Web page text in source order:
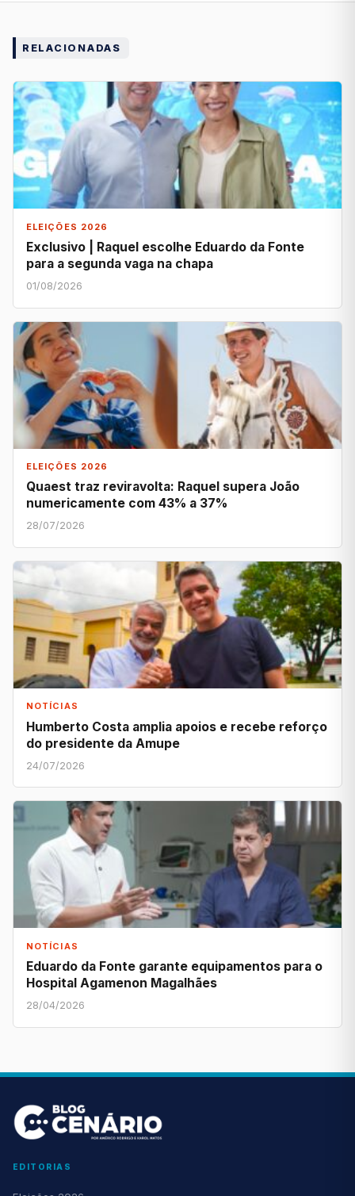
RELACIONADAS
ELEIÇÕES 2026
Exclusivo | Raquel escolhe Eduardo da Fonte
para a segunda vaga na chapa
01/08/2026
ELEIÇÕES 2026
Quaest traz reviravolta: Raquel supera João
numericamente com 43% a 37%
28/07/2026
NOTÍCIAS
Humberto Costa amplia apoios e recebe reforço
do presidente da Amupe
24/07/2026
NOTÍCIAS
Eduardo da Fonte garante equipamentos para o
Hospital Agamenon Magalhães
28/04/2026
EDITORIAS